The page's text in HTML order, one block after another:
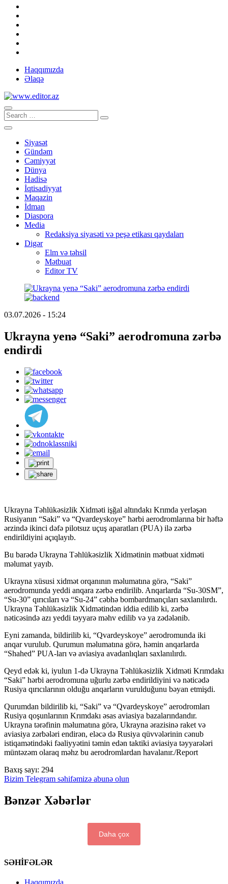
Haqqımızda
Əlaqə
Siyasət
Gündəm
Cəmiyyət
Dünya
Hadisə
İqtisadiyyat
Maqazin
İdman
Diaspora
Media
Redaksiya siyasəti və peşə etikası qaydaları
Digər
Elm və təhsil
Mətbuat
Editor TV
03.07.2026 - 15:24
Ukrayna yenə “Saki” aerodromuna zərbə
endirdi
Ukrayna Təhlükəsizlik Xidməti işğal altındakı Krımda yerləşən
Rusiyanın “Saki” və “Qvardeyskoye” hərbi aerodromlarına bir həftə
ərzində ikinci dəfə pilotsuz uçuş aparatları (PUA) ilə zərbə
endirildiyini açıqlayıb.
Bu barədə Ukrayna Təhlükəsizlik Xidmətinin mətbuat xidməti
məlumat yayıb.
Ukrayna xüsusi xidmət orqanının məlumatına görə, “Saki”
aerodromunda yeddi anqara zərbə endirilib. Anqarlarda “Su-30SM”,
“Su-30” qırıcıları və “Su-24” cəbhə bombardmançıları saxlanılırdı.
Ukrayna Təhlükəsizlik Xidmətindən iddia edilib ki, zərbə
nəticəsində azı yeddi təyyarə məhv edilib və ya zədələnib.
Eyni zamanda, bildirilib ki, “Qvardeyskoye” aerodromunda iki
anqar vurulub. Qurumun məlumatına görə, həmin anqarlarda
“Shahed” PUA-ları və aviasiya avadanlıqları saxlanılırdı.
Qeyd edək ki, iyulun 1-də Ukrayna Təhlükəsizlik Xidməti Krımdakı
“Saki” hərbi aerodromuna uğurlu zərbə endirildiyini və nəticədə
Rusiya qırıcılarının olduğu anqarların vurulduğunu bəyan etmişdi.
Qurumdan bildirilib ki, “Saki” və “Qvardeyskoye” aerodromları
Rusiya qoşunlarının Krımdakı əsas aviasiya bazalarındandır.
Ukrayna tərəfinin məlumatına görə, Ukrayna ərazisinə raket və
aviasiya zərbələri endirən, eləcə də Rusiya qüvvələrinin cənub
istiqamətindəki fəaliyyətini təmin edən taktiki aviasiya təyyarələri
müntəzəm olaraq məhz bu aerodromlardan havalanır./Report
Baxış sayı: 294
Bizim Telegram səhifəmizə abunə olun
Bənzər Xəbərlər
Daha çox
SƏHİFƏLƏR
Haqqımızda